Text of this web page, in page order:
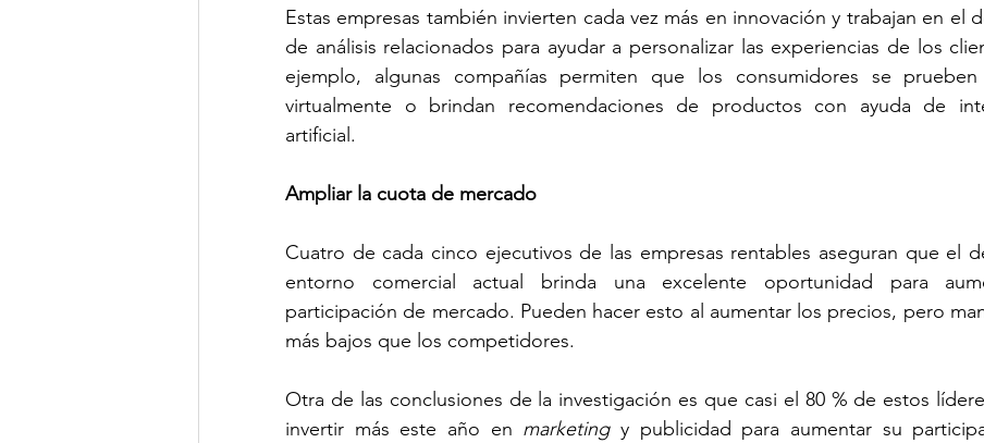
Estas empresas también invierten cada vez más en innovación y trabajan en el
de análisis relacionados para ayudar a personalizar las experiencias de los
ejemplo, algunas compañías permiten que los consumidores se
virtualmente o brindan recomendaciones de productos con ayuda de
artificial.
Ampliar la cuota de mercado
Cuatro de cada cinco ejecutivos de las empresas rentables aseguran que el
entorno comercial actual brinda una excelente oportunidad para
participación de mercado. Pueden hacer esto al aumentar los precios, pero
más bajos que los competidores.
Otra de las conclusiones de la investigación es que casi el 80 % de estos
invertir más este año en marketing y publicidad para aumentar su